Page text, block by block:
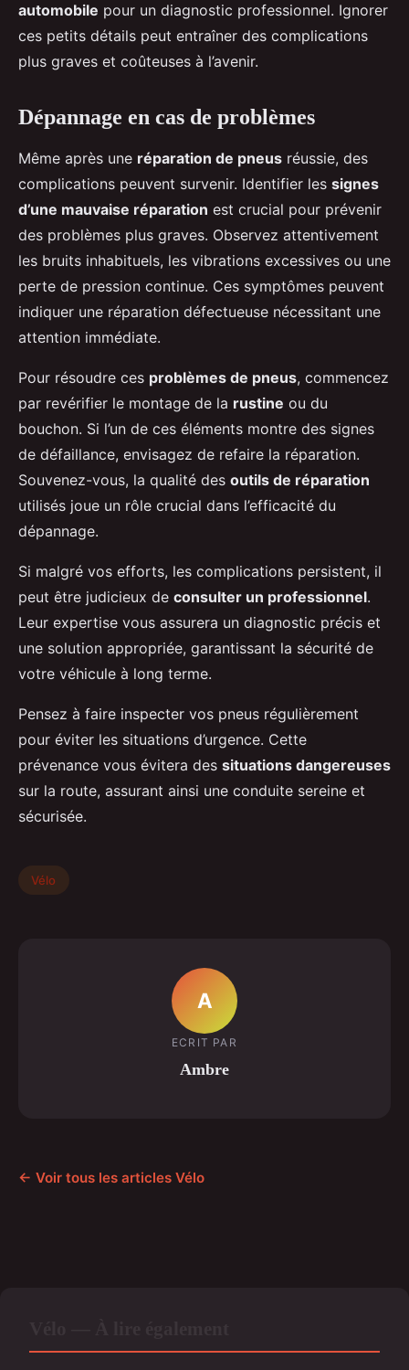
automobile pour un diagnostic professionnel. Ignorer
ces petits détails peut entraîner des complications
plus graves et coûteuses à l’avenir.
Dépannage en cas de problèmes
Même après une réparation de pneus réussie, des
complications peuvent survenir. Identifier les signes
d’une mauvaise réparation est crucial pour prévenir
des problèmes plus graves. Observez attentivement
les bruits inhabituels, les vibrations excessives ou une
perte de pression continue. Ces symptômes peuvent
indiquer une réparation défectueuse nécessitant une
attention immédiate.
Pour résoudre ces problèmes de pneus, commencez
par revérifier le montage de la rustine ou du
bouchon. Si l’un de ces éléments montre des signes
de défaillance, envisagez de refaire la réparation.
Souvenez-vous, la qualité des outils de réparation
utilisés joue un rôle crucial dans l’efficacité du
dépannage.
Si malgré vos efforts, les complications persistent, il
peut être judicieux de consulter un professionnel.
Leur expertise vous assurera un diagnostic précis et
une solution appropriée, garantissant la sécurité de
votre véhicule à long terme.
Pensez à faire inspecter vos pneus régulièrement
pour éviter les situations d’urgence. Cette
prévenance vous évitera des situations dangereuses
sur la route, assurant ainsi une conduite sereine et
sécurisée.
Vélo
A
ECRIT PAR
Ambre
← Voir tous les articles Vélo